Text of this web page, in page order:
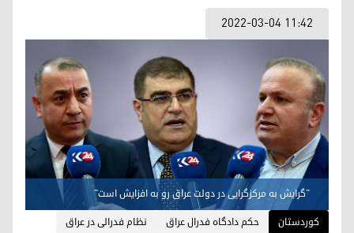
2022-03-04 11:42
"گرایش به مرکزگرایی در دولت عراق رو به افزایش است"
کوردستان
حکم دادگاه فدرال عراق نظام فدرالی در عراق